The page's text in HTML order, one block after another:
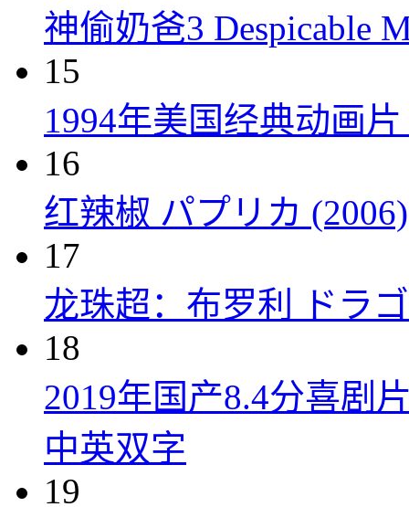
神偷奶爸3 Despicable
15
1994年美国经典动画
16
红辣椒 パプリカ (2006)
17
龙珠超：布罗利 ドラ
18
2019年国产8.4分喜剧
中英双字
19